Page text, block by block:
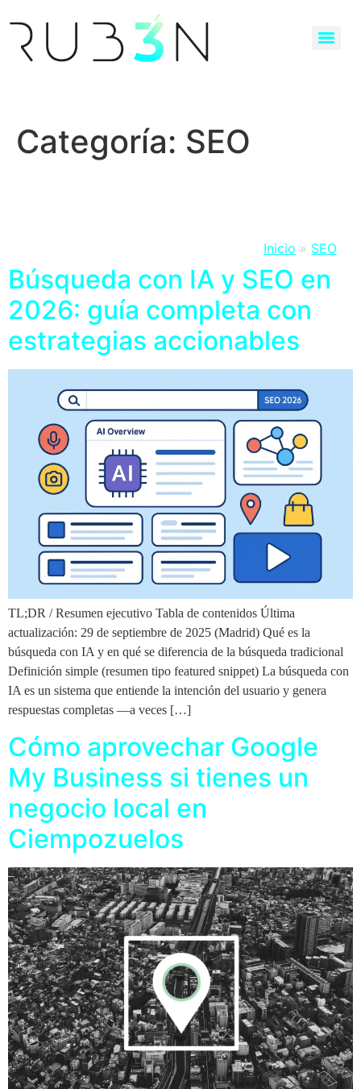
Categoría: SEO
Inicio » SEO
Búsqueda con IA y SEO en
2026: guía completa con
estrategias accionables
TL;DR / Resumen ejecutivo Tabla de contenidos Última
actualización: 29 de septiembre de 2025 (Madrid) Qué es la
búsqueda con IA y en qué se diferencia de la búsqueda tradicional
Definición simple (resumen tipo featured snippet) La búsqueda con
IA es un sistema que entiende la intención del usuario y genera
respuestas completas —a veces […]
Cómo aprovechar Google
My Business si tienes un
negocio local en
Ciempozuelos